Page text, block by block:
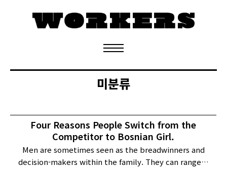
정기구독 신청
미분류
Four Reasons People Switch from the
Competitor to Bosnian Girl.
Men are sometimes seen as the breadwinners and
decision-makers within the family. They can range…